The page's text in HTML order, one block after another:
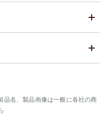
品名、製品画像は一般に各社の商